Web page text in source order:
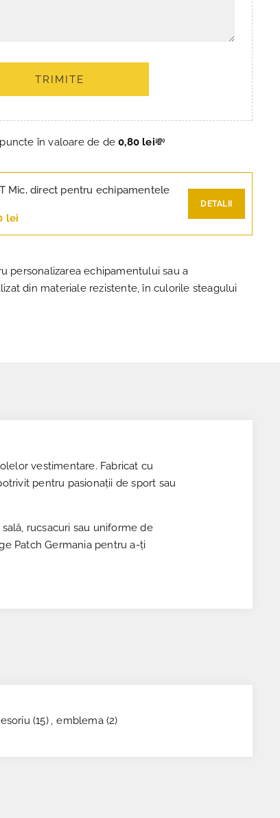
TRIMITE
în valoare de de0,80 lei💸
Mic, direct pentru echipamentele
lei
DETALII
personalizarea echipamentului sau a
din materiale rezistente, în culorile steagului
vestimentare. Fabricat cu
pentru pasionații de sport sau
rucsacuri sau uniforme de
Patch Germania pentru a-ți
(15) , emblema (2)